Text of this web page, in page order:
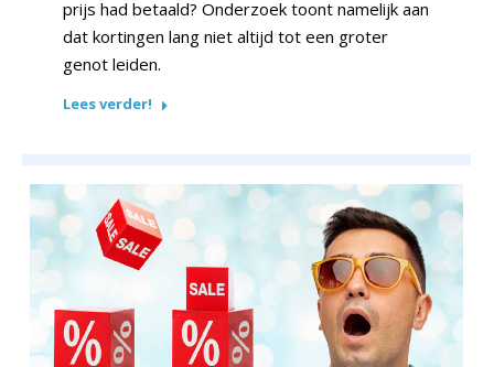
prijs had betaald? Onderzoek toont namelijk aan
dat kortingen lang niet altijd tot een groter
genot leiden.
Lees verder!